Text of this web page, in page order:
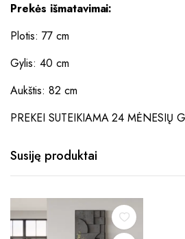
Prekės išmatavimai:
Plotis: 77 cm
Gylis: 40 cm
Aukštis: 82 cm
PREKEI SUTEIKIAMA 24 MĖNESIŲ
Susiję produktai